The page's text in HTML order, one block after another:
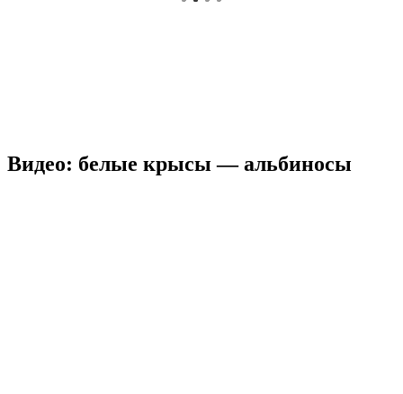
Видео: белые крысы — альбиносы